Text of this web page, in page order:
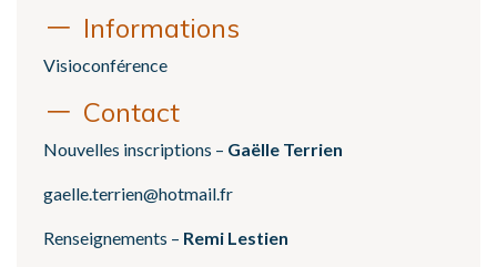
Informations
Visioconférence
Contact
Nouvelles inscriptions – Gaëlle Terrien
gaelle.terrien@hotmail.fr
Renseignements – Remi Lestien